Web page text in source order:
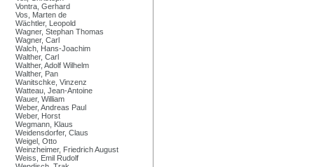
Vontra, Gerhard
Vos, Marten de
Wächtler, Leopold
Wagner, Stephan Thomas
Wagner, Carl
Walch, Hans-Joachim
Walther, Carl
Walther, Adolf Wilhelm
Walther, Pan
Wanitschke, Vinzenz
Watteau, Jean-Antoine
Wauer, William
Weber, Andreas Paul
Weber, Horst
Wegmann, Klaus
Weidensdorfer, Claus
Weigel, Otto
Weinzheimer, Friedrich August
Weiss, Emil Rudolf